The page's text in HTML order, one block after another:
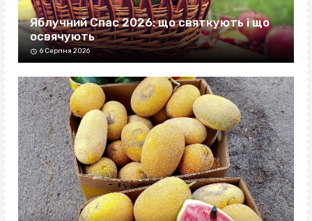
Яблучний Спас 2026: що святкують і що
освячують
6 Серпня 2026